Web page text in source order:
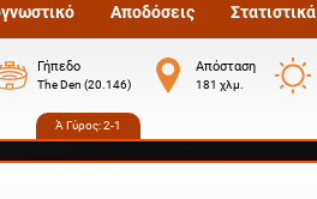
Αποδόσεις Στατιστικά
Γήπεδο
The Den (20.146)
Απόσταση
181 χλμ.
Ά Γύρος: 2-1